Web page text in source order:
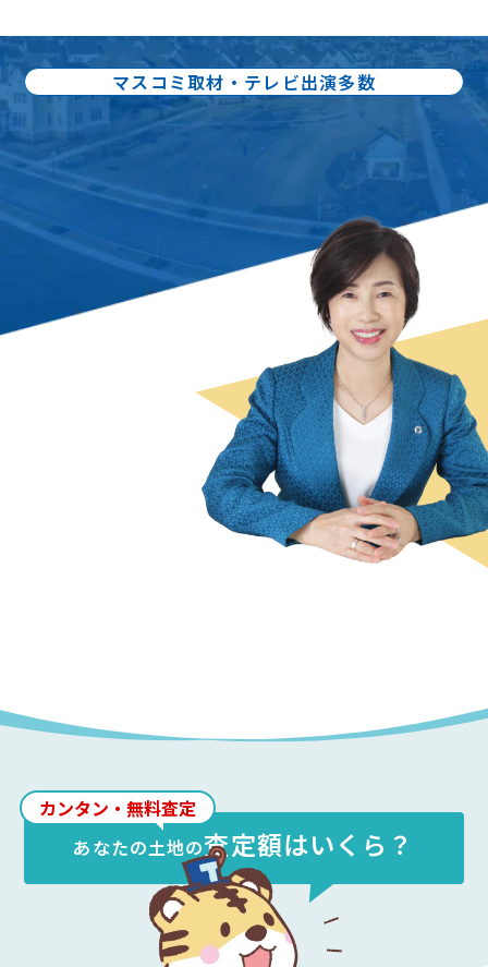
マスコミ取材・テレビ出演多数
出版書籍86冊：累計80万部出版
不動産売却の
スペシャリスト
カンタン・無料査定
あなたの土地の査定額はいくら？